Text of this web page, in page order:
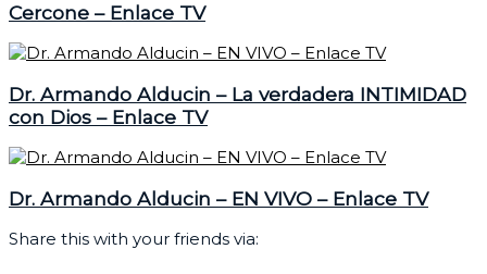
Cercone – Enlace TV
Dr. Armando Alducin – La verdadera INTIMIDAD
con Dios – Enlace TV
Dr. Armando Alducin – EN VIVO – Enlace TV
Share this with your friends via: